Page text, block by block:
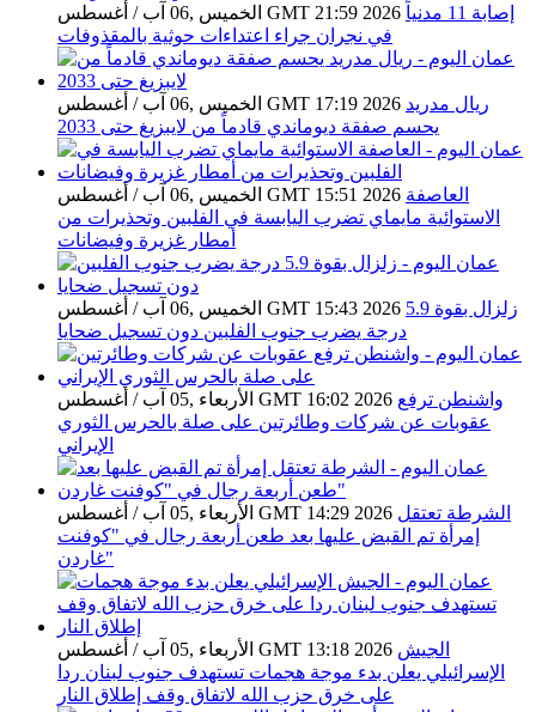
الخميس ,06 آب / أغسطس GMT 21:59 2026 إصابة 11 مدنياً
في نجران جراء اعتداءات حوثية بالمقذوفات
الخميس ,06 آب / أغسطس GMT 17:19 2026 ريال مدريد
يحسم صفقة ديوماندي قادماً من لايبزيغ حتى 2033
الخميس ,06 آب / أغسطس GMT 15:51 2026 العاصفة
الاستوائية مايماي تضرب اليابسة في الفلبين وتحذيرات من
أمطار غزيرة وفيضانات
الخميس ,06 آب / أغسطس GMT 15:43 2026 زلزال بقوة 5.9
درجة يضرب جنوب الفلبين دون تسجيل ضحايا
الأربعاء ,05 آب / أغسطس GMT 16:02 2026 واشنطن ترفع
عقوبات عن شركات وطائرتين على صلة بالحرس الثوري
الإيراني
الأربعاء ,05 آب / أغسطس GMT 14:29 2026 الشرطة تعتقل
إمرأة تم القبض عليها بعد طعن أربعة رجال في "كوفنت
غاردن"
الأربعاء ,05 آب / أغسطس GMT 13:18 2026 الجيش
الإسرائيلي يعلن بدء موجة هجمات تستهدف جنوب لبنان ردا
على خرق حزب الله لاتفاق وقف إطلاق النار